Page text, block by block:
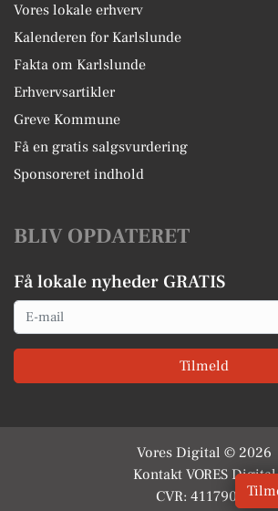
Vores lokale erhverv
Kalenderen for Karlslunde
Fakta om Karlslunde
Erhvervsartikler
Greve Kommune
Få en gratis salgsvurdering
Sponsoreret indhold
BLIV OPDATERET
Få lokale nyheder GRATIS
Email
Tilmeld
Vores Digital © 2026
Kontakt VORES Digital
CVR: 41179082